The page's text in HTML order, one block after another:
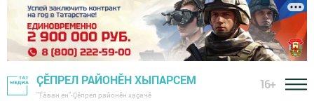
ҪӖПРЕЛ РАЙОНӖН ХЫПАРСЕМ
"Тӑван ен"-Çĕпрел районĕн хаçачӗ
16+